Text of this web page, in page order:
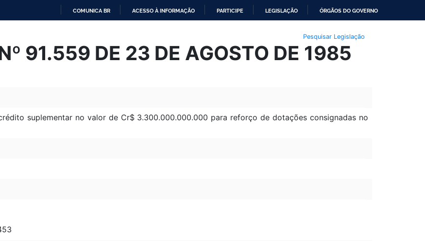
O
CONTEÚDO
COMUNICA BR ACESSO À INFORMAÇÃO PARTICIPE LEGISLAÇÃO ÓRGÃOS DO GOVERNO
Pesquisar Legislação
91.559 DE 23 DE AGOSTO DE 1985
suplementar no valor de Cr$ 3.300.000.000.000 para reforço de dotações consignadas no